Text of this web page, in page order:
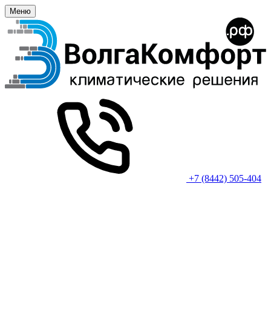
Меню
+7 (8442) 505-404